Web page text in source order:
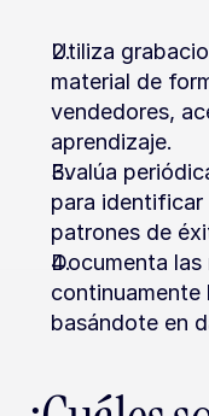
Utiliza
material de
vendedores,
aprendizaje.
Evalúa
para identificar
patrones de
Documenta
basándote en